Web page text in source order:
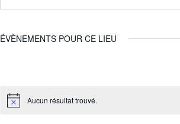
ÉVÈNEMENTS POUR CE LIEU
Notice Aucun résultat trouvé.